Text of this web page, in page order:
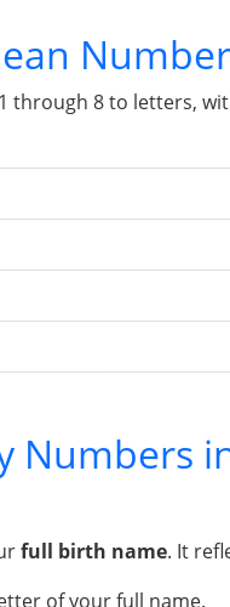
through 8 to letters,
Numbers
full birth name. It
of your full name.